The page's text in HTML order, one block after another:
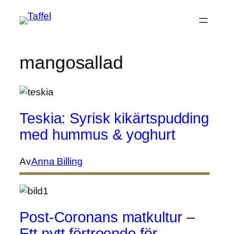
mangosallad
Teskia: Syrisk kikärtspudding
med hummus & yoghurt
AvAnna Billing
Post-Coronans matkultur –